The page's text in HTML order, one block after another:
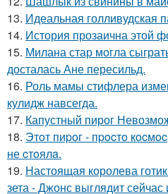
13. Идеальная голливудская
14. История прозаична этой
15. Милана стар могла
досталась Ане пересильд.
16. Роль мамы стифлера
кулидж навсегда.
17. Капустный пирог
18. Этoт пиpoг - пpocтo
не cтoялa.
19. Настоящая королева
зета - Джонс выглядит